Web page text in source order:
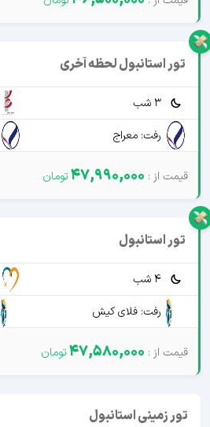
تور استانبول لحظه آخری
3 شب
رفت: معراج
47,990,000
تور استانبول
4 شب
رفت: فلای کیش
47,580,000
تور زمینی استانبول